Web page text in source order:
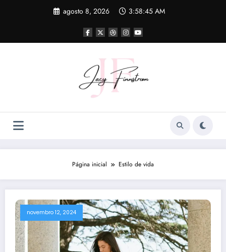
agosto 8, 2026 3:58:45 AM
Página inicial Estilo de vida
novembro 12, 2024